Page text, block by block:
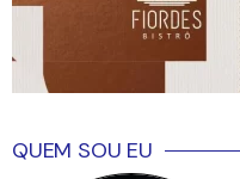
QUEM SOU EU